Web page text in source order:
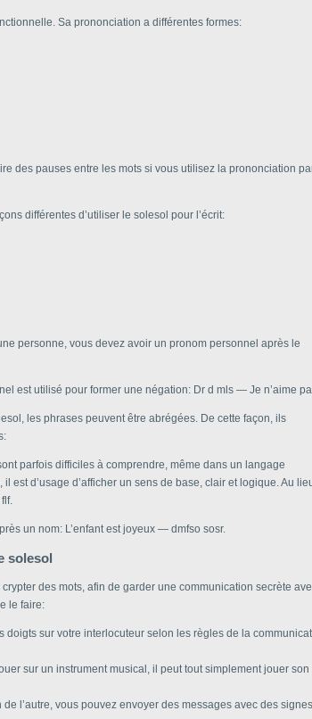
Sa prononciation a différentes formes:
des pauses entre les mots si vous utilisez la prononciation
différentes d’utiliser le solesol pour l’écrit:
personne, vous devez avoir un pronom personnel après le
est utilisé pour former une négation: Dr d mls — Je n’aime
les phrases peuvent être abrégées. De cette façon, ils
parfois difficiles à comprendre, même dans un langage
est d’usage d’afficher un sens de base, clair et logique. Au
un nom: L’enfant est joyeux — dmfso sosr.
solesol
des mots, afin de garder une communication secrète
le faire:
doigts sur votre interlocuteur selon les règles de la
sur un instrument musical, il peut tout simplement jouer son
de l’autre, vous pouvez envoyer des messages avec des signes